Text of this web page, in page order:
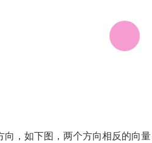
，如下图，两个方向相反的向